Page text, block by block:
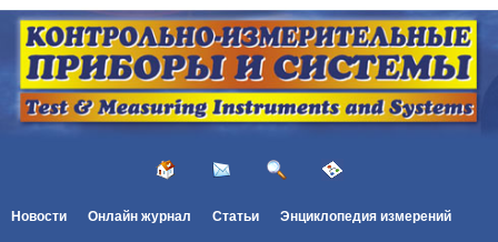
Новости Онлайн журнал Статьи Энциклопедия измерений